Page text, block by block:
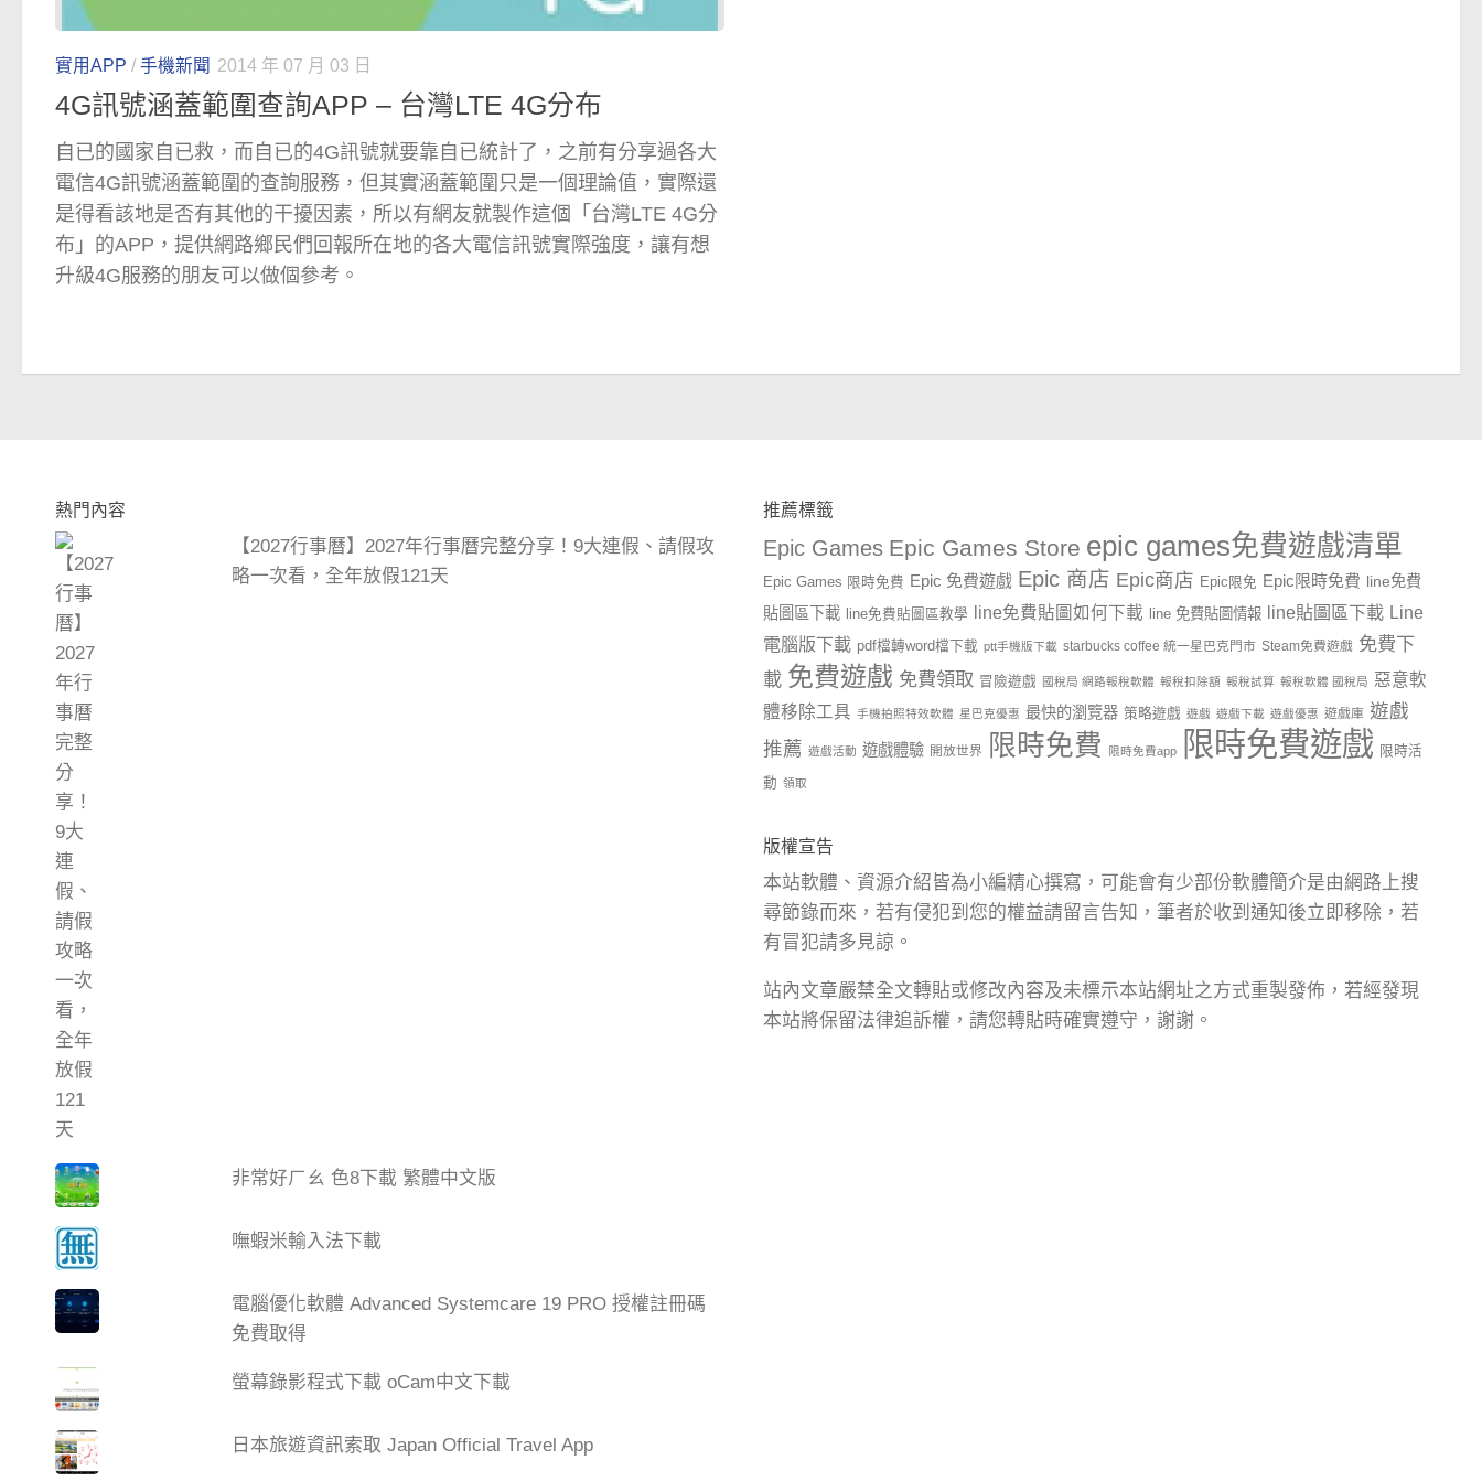
實用APP / 手機新聞 2014 年 07 月 03 日
4G訊號涵蓋範圍查詢APP – 台灣LTE 4G分布
自已的國家自已救，而自已的4G訊號就要靠自已統計了，之前有分享過各大
電信4G訊號涵蓋範圍的查詢服務，但其實涵蓋範圍只是一個理論值，實際還
是得看該地是否有其他的干擾因素，所以有網友就製作這個「台灣LTE 4G分
布」的APP，提供網路鄉民們回報所在地的各大電信訊號實際強度，讓有想
升級4G服務的朋友可以做個參考。
熱門內容
【2027行事曆】2027年行事曆完整分享！9大連假、請假攻
略一次看，全年放假121天
非常好ㄏㄠ 色8下載 繁體中文版
嘸蝦米輸入法下載
電腦優化軟體 Advanced Systemcare 19 PRO 授權註冊碼
免費取得
螢幕錄影程式下載 oCam中文下載
日本旅遊資訊索取 Japan Official Travel App
推薦標籤
Epic Games Epic Games Store epic games免費遊戲清單
Epic Games 限時免費 Epic 免費遊戲 Epic 商店 Epic商店 Epic限免 Epic限時免費 line免費
貼圖區下載
line免費貼圖區教學 line免費貼圖如何下載 line 免費貼圖情報 line貼圖區下載 Line
電腦版下載 pdf檔轉word檔下載 ptt手機版下載 starbucks coffee 統一星巴克門市 Steam免費遊戲 免費下
載 免費遊戲 免費領取 冒險遊戲 國稅局 網路報稅軟體 報稅扣除額 報稅試算 報稅軟體 國稅局 惡意軟
體移除工具 手機拍照特效軟體 星巴克優惠 最快的瀏覽器 策略遊戲 遊戲 遊戲下載 遊戲優惠 遊戲庫 遊戲
推薦 遊戲活動 遊戲體驗 開放世界 限時免費 限時免費app 限時免費遊戲 限時活
動 領取
版權宣告
本站軟體、資源介紹皆為小編精心撰寫，可能會有少部份軟體簡介是由網路上搜
尋節錄而來，若有侵犯到您的權益請留言告知，筆者於收到通知後立即移除，若
有冒犯請多見諒。
站內文章嚴禁全文轉貼或修改內容及未標示本站網址之方式重製發佈，若經發現
本站將保留法律追訴權，請您轉貼時確實遵守，謝謝。